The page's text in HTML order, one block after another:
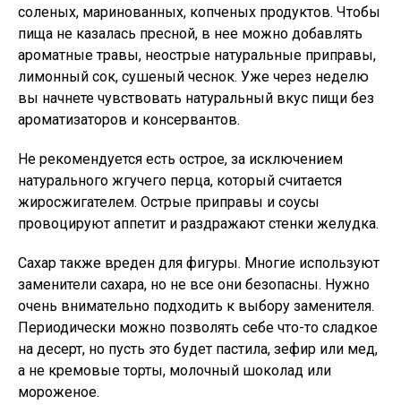
соленых, маринованных, копченых продуктов. Чтобы
пища не казалась пресной, в нее можно добавлять
ароматные травы, неострые натуральные приправы,
лимонный сок, сушеный чеснок. Уже через неделю
вы начнете чувствовать натуральный вкус пищи без
ароматизаторов и консервантов.
Не рекомендуется есть острое, за исключением
натурального жгучего перца, который считается
жиросжигателем. Острые приправы и соусы
провоцируют аппетит и раздражают стенки желудка.
Сахар также вреден для фигуры. Многие используют
заменители сахара, но не все они безопасны. Нужно
очень внимательно подходить к выбору заменителя.
Периодически можно позволять себе что-то сладкое
на десерт, но пусть это будет пастила, зефир или мед,
а не кремовые торты, молочный шоколад или
мороженое.